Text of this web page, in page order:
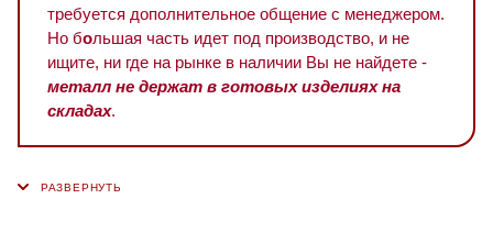
требуется дополнительное общение с менеджером.
Но большая часть идет под производство, и не
ищите, ни где на рынке в наличии Вы не найдете -
металл не держат в готовых изделиях на
складах.